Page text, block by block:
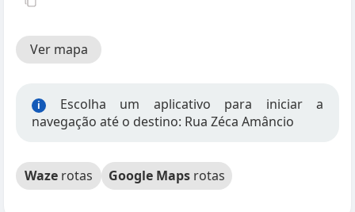
Ver mapa
i
Escolha um aplicativo para iniciar a
navegação até o destino: Rua Zéca Amâncio
Waze rotas Google Maps rotas